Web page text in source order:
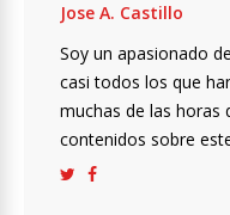
Jose A. Castillo
Soy un apasionado
casi todos los que
muchas de las horas
contenidos sobre